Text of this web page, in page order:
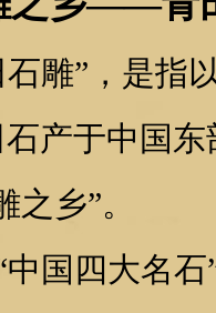
雕”，是指
产于中国
乡”。
国四大名石